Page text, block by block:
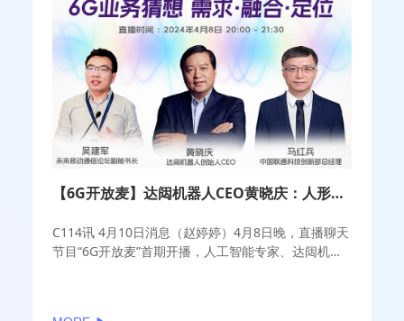
【6G开放麦】达闼机器人CEO黄晓庆：人形机器人将会成为6G重要应用场景
C114讯 4月10日消息（赵婷婷）4月8日晚，直播聊天
节目“6G开放麦”首期开播，人工智能专家、达闼机器